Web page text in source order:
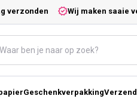
verzonden Wij maken saaie
Geschenkverpakking